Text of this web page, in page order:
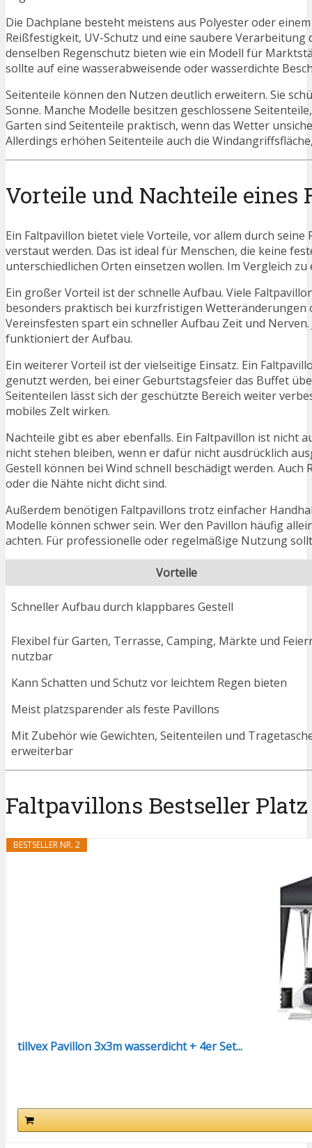
Die Dachplane besteht meistens aus Polyester oder
Reißfestigkeit, UV-Schutz und eine saubere
denselben Regenschutz bieten wie ein Modell für
sollte auf eine wasserabweisende oder wasserdichte
Seitenteile können den Nutzen deutlich erweitern. Sie
Sonne. Manche Modelle besitzen geschlossene
Garten sind Seitenteile praktisch, wenn das Wetter
Allerdings erhöhen Seitenteile auch die
Vorteile und Nachteile eines
Ein Faltpavillon bietet viele Vorteile, vor allem durch
verstaut werden. Das ist ideal für Menschen, die keine
unterschiedlichen Orten einsetzen wollen. Im Vergleich
Ein großer Vorteil ist der schnelle Aufbau. Viele
besonders praktisch bei kurzfristigen
Vereinsfesten spart ein schneller Aufbau Zeit und
funktioniert der Aufbau.
Ein weiterer Vorteil ist der vielseitige Einsatz. Ein
genutzt werden, bei einer Geburtstagsfeier das Buffet
Seitenteilen lässt sich der geschützte Bereich weiter
mobiles Zelt wirken.
Nachteile gibt es aber ebenfalls. Ein Faltpavillon ist nicht
nicht stehen bleiben, wenn er dafür nicht ausdrücklich
Gestell können bei Wind schnell beschädigt werden.
oder die Nähte nicht dicht sind.
Außerdem benötigen Faltpavillons trotz einfacher
Modelle können schwer sein. Wer den Pavillon häufig
achten. Für professionelle oder regelmäßige Nutzung
Vorteile
Schneller Aufbau durch klappbares Gestell
Flexibel für Garten, Terrasse, Camping, Märkte und
nutzbar
Kann Schatten und Schutz vor leichtem Regen bieten
Meist platzsparender als feste Pavillons
Mit Zubehör wie Gewichten, Seitenteilen und
erweiterbar
Falt­pa­villons Bestseller
BESTSELLER NR. 2
tillvex Pavillon 3x3m wasserdicht + 4er Set...